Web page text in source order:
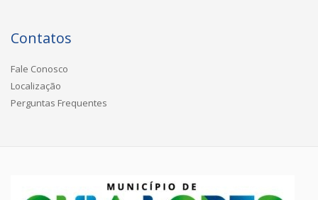
Contatos
Fale Conosco
Localização
Perguntas Frequentes